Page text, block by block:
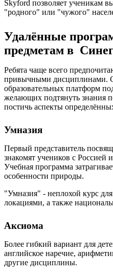
Skyford позволяет ученикам
"родного" или "чужого"
Удалённые
предметам в
Ребята чаще всего
привычными дисциплинами.
образовательных платформ
желающих подтянуть знания
постичь аспекты
Умназия
Первый представитель
знакомят учеников с
Учебная программа
особенности природы.
"Умназия" - неплохой курс
локациями, а также
Аксиома
Более гибкий вариант для
английское наречие,
другие дисциплины.